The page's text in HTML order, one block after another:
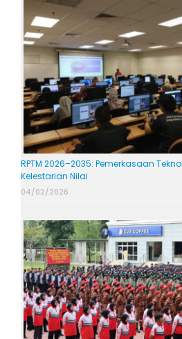
RPTM 2026–2035: Pemerkasaan
Kelestarian Nilai
04/02/2026